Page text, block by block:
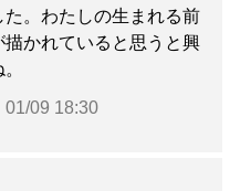
た。わたしの生まれる前
かれていると思うと興
01/09 18:30